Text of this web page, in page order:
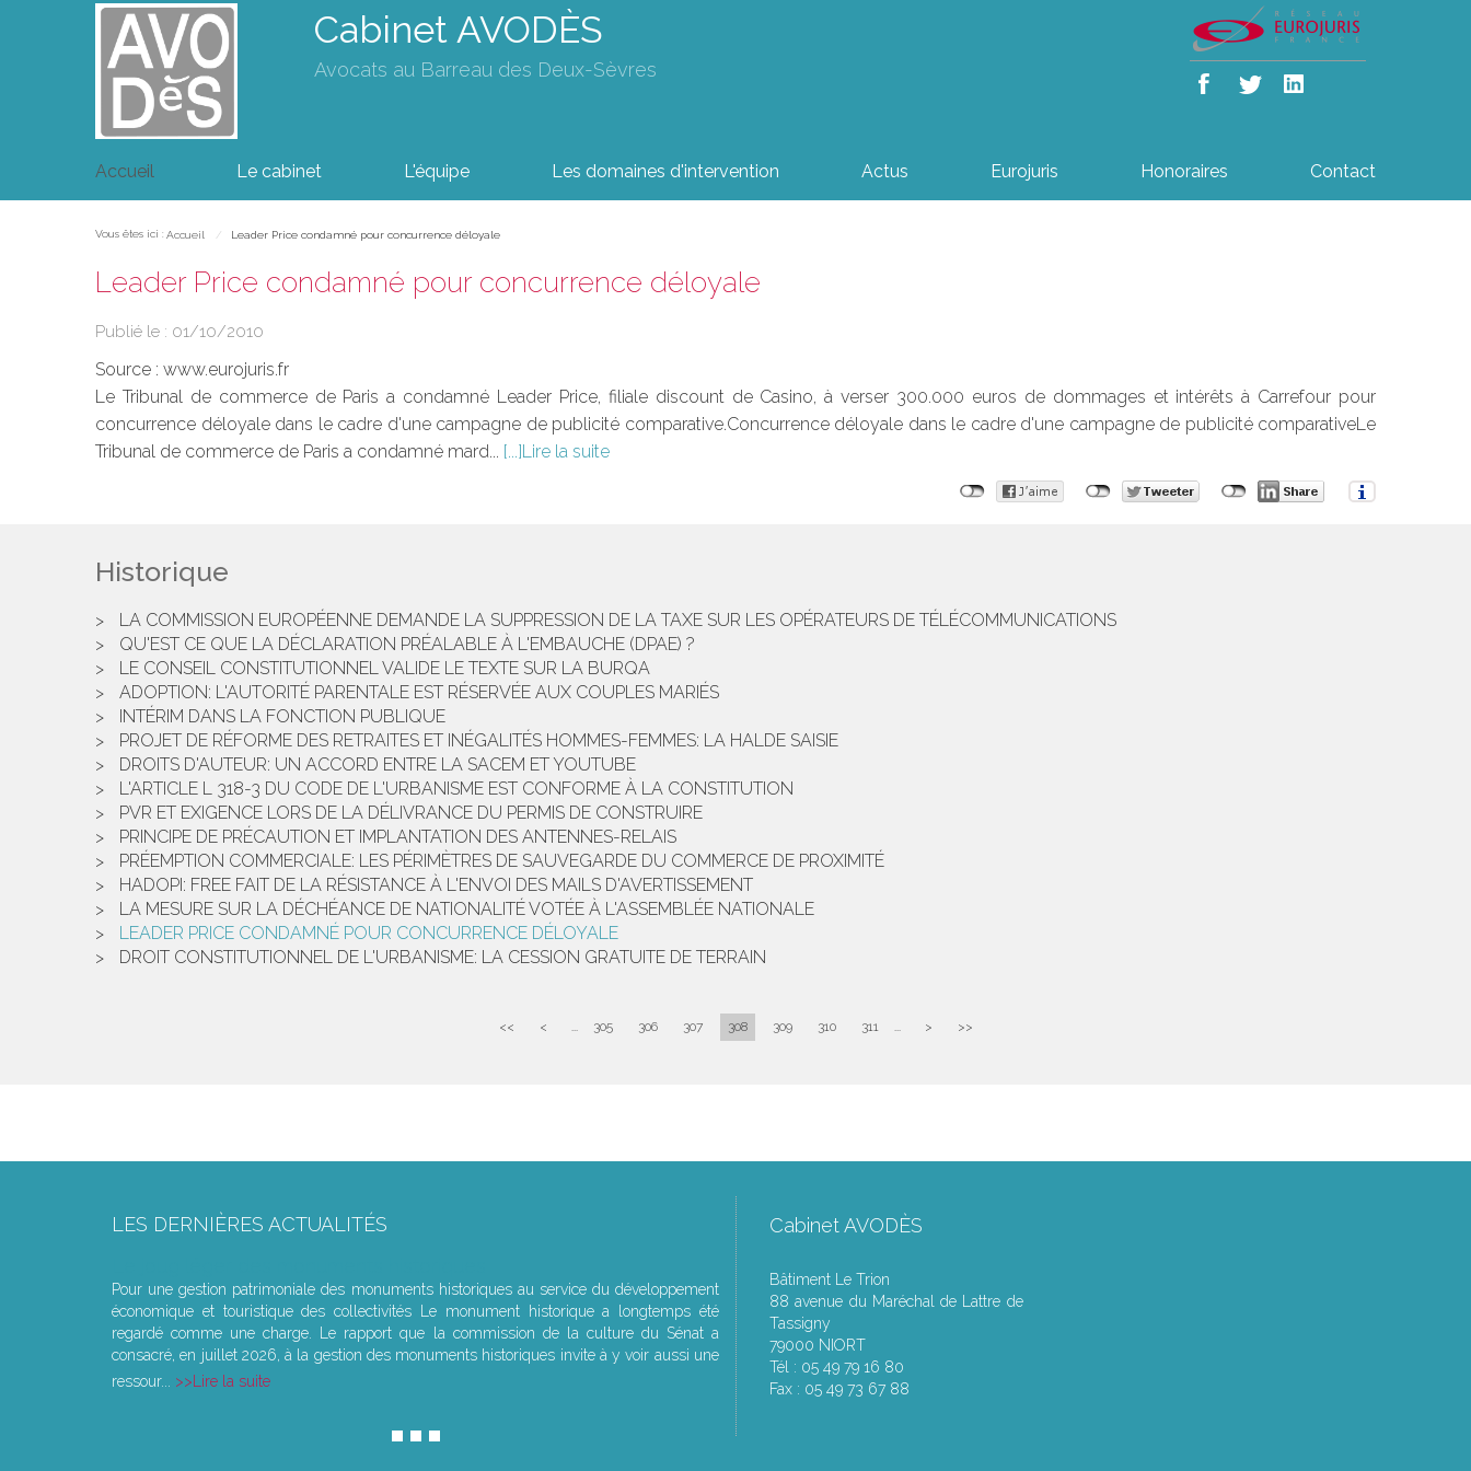
Cabinet AVODÈS
Avocats au Barreau des Deux-Sèvres
Accueil Le cabinet L'équipe Les domaines d'intervention Actus Eurojuris Honoraires Contact
Vous êtes ici : Accueil Leader Price condamné pour concurrence déloyale
Leader Price condamné pour concurrence déloyale
Publié le : 01/10/2010
Source : www.eurojuris.fr
Le Tribunal de commerce de Paris a condamné Leader Price, filiale discount de Casino, à verser 300.000 euros de dommages et intérêts à Carrefour pour
concurrence déloyale dans le cadre d'une campagne de publicité comparative.Concurrence déloyale dans le cadre d'une campagne de publicité comparativeLe
Tribunal de commerce de Paris a condamné mard...
Lire la suite
Historique
LA COMMISSION EUROPÉENNE DEMANDE LA SUPPRESSION DE LA TAXE SUR LES OPÉRATEURS DE TÉLÉCOMMUNICATIONS
QU'EST CE QUE LA DÉCLARATION PRÉALABLE À L'EMBAUCHE (DPAE) ?
LE CONSEIL CONSTITUTIONNEL VALIDE LE TEXTE SUR LA BURQA
ADOPTION: L'AUTORITÉ PARENTALE EST RÉSERVÉE AUX COUPLES MARIÉS
INTÉRIM DANS LA FONCTION PUBLIQUE
PROJET DE RÉFORME DES RETRAITES ET INÉGALITÉS HOMMES-FEMMES: LA HALDE SAISIE
DROITS D'AUTEUR: UN ACCORD ENTRE LA SACEM ET YOUTUBE
L'ARTICLE L 318-3 DU CODE DE L'URBANISME EST CONFORME À LA CONSTITUTION
PVR ET EXIGENCE LORS DE LA DÉLIVRANCE DU PERMIS DE CONSTRUIRE
PRINCIPE DE PRÉCAUTION ET IMPLANTATION DES ANTENNES-RELAIS
PRÉEMPTION COMMERCIALE: LES PÉRIMÈTRES DE SAUVEGARDE DU COMMERCE DE PROXIMITÉ
HADOPI: FREE FAIT DE LA RÉSISTANCE À L'ENVOI DES MAILS D'AVERTISSEMENT
LA MESURE SUR LA DÉCHÉANCE DE NATIONALITÉ VOTÉE À L'ASSEMBLÉE NATIONALE
LEADER PRICE CONDAMNÉ POUR CONCURRENCE DÉLOYALE
DROIT CONSTITUTIONNEL DE L'URBANISME: LA CESSION GRATUITE DE TERRAIN
<< < ... 305 306 307 308 309 310 311 ... > >>
LES DERNIÈRES ACTUALITÉS
Pour une gestion patrimoniale des monuments historiques au service du développement
économique et touristique des collectivités Le monument historique a longtemps été
regardé comme une charge. Le rapport que la commission de la culture du Sénat a
consacré, en juillet 2026, à la gestion des monuments historiques invite à y voir aussi une
ressour...
Lire la suite
Cabinet AVODÈS
Bâtiment Le Trion
88 avenue du Maréchal de Lattre de
Tassigny
79000 NIORT
Tél : 05 49 79 16 80
Fax : 05 49 73 67 88